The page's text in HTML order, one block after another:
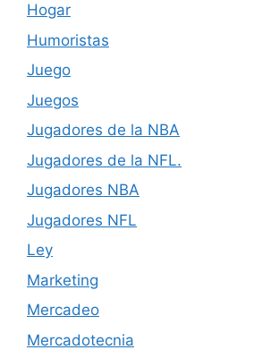
Hogar
Humoristas
Juego
Juegos
Jugadores de la NBA
Jugadores de la NFL.
Jugadores NBA
Jugadores NFL
Ley
Marketing
Mercadeo
Mercadotecnia